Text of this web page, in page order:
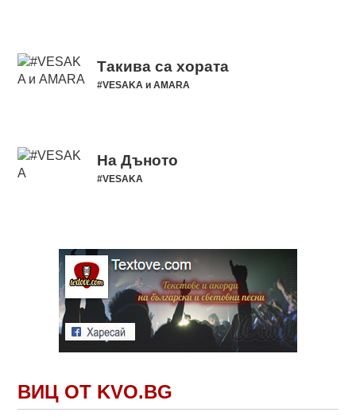
Такива са хората
#VESAKA и AMARA
На Дъното
#VESAKA
ВИЦ ОТ KVO.BG